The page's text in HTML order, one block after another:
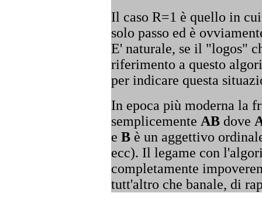
Il caso R=1 è quello in
solo passo ed è
E' naturale, se il "logos"
riferimento a questo
per indicare questa
In epoca più moderna la
semplicemente AB dove
e B è un aggettivo
ecc). Il legame con
completamente
tutt'altro che banale, di